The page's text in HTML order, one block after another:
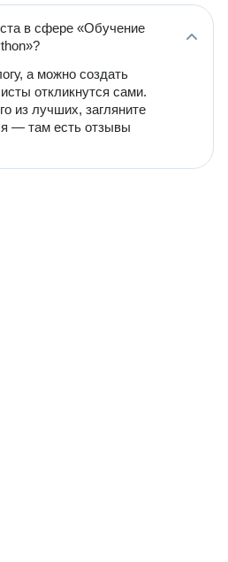
в сфере «Обучение
а можно создать
откликнутся сами.
из лучших, загляните
— там есть отзывы